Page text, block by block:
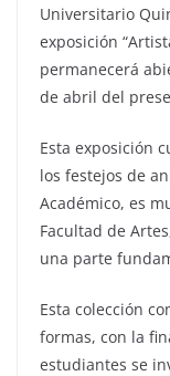
Universitario
exposición
permanecerá
de abril del
Esta exposición
los festejos de
Académico, es
Facultad de
una parte
Esta colección
formas, con la
estudiantes se